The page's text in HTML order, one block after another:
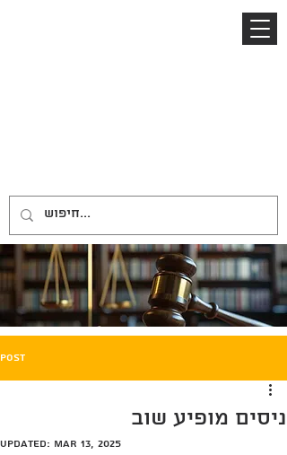
משרד עורכי דין
Post
ניסים מופיע שוב
Updated: Mar 13, 2025